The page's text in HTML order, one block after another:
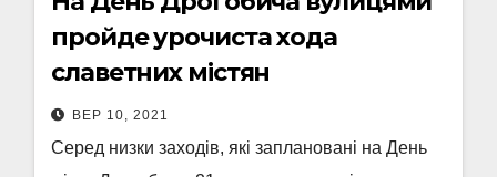
пройде урочиста хода
славетних містян
ВЕР 10, 2021
Серед низки заходів, які заплановані на День